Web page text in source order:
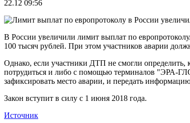
22.12 09:56
В России увеличили лимит выплат по
100 тысяч рублей. При этом участников аварии
Однако, если участники ДТП не смогли определить,
потрудиться и либо с помощью терминалов "ЭРА-
зафиксировать место аварии, и передать
Закон вступит в силу с 1 июня 2018 года.
Источник